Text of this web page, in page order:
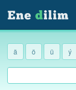
ä ö ü ý